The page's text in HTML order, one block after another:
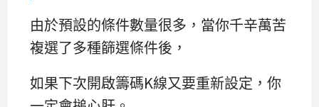
由於預設的條件數量很多，當你千辛萬苦
複選了多種篩選條件後，
如果下次開啟籌碼K線又要重新設定，你